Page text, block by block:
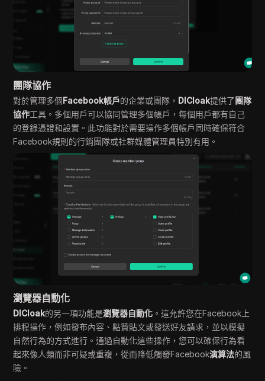
團隊協作
對於管理多個Facebook帳戶的企業或團隊， DICloak提供了團隊
協作工具。多個用戶可以協同管理多個帳戶，每個用戶都有自己
的登錄憑證和設置。此功能對於需要操作多個帳戶同時確保符合
Facebook規則的行銷團隊或社群媒體管理員特別有用。
瀏覽器自動化
DICloak的另一項功能是瀏覽器自動化 。這允許您在Facebook上
排程操作，例如發布內容、點贊貼文或發送好友請求，並以模擬
自然行為的方式進行。通過自動化這些操作，您可以確保行為看
起來像人類而非可疑或重複，從而降低觸發Facebook演算法的風
險。